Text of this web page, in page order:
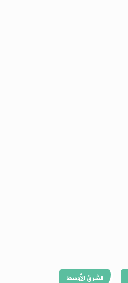
الشرق الأوسط